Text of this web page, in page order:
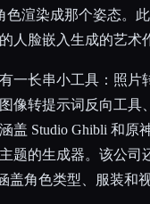
色渲染成那个姿态。
人脸嵌入生成的艺术
一长串小工具：照片
像转提示词反向工具
盖 Studio Ghibli 和原
题的生成器。该公司
盖角色类型、服装和